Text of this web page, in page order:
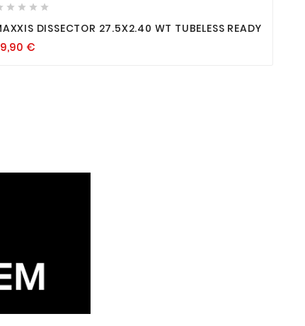
   
DISSECTOR 27.5X2.40 WT TUBELESS READY
€